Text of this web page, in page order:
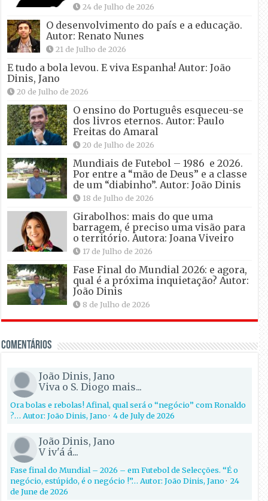
24 de Julho de 2026
O desenvolvimento do país e a educação.
Autor: Renato Nunes
21 de Julho de 2026
E tudo a bola levou. E viva Espanha! Autor: João
Dinis, Jano
20 de Julho de 2026
O ensino do Português esqueceu-se
dos livros eternos. Autor: Paulo
Freitas do Amaral
20 de Julho de 2026
Mundiais de Futebol – 1986 e 2026.
Por entre a “mão de Deus” e a classe
de um “diabinho”. Autor: João Dinis
18 de Julho de 2026
Girabolhos: mais do que uma
barragem, é preciso uma visão para
o território. Autora: Joana Viveiro
17 de Julho de 2026
Fase Final do Mundial 2026: e agora,
qual é a próxima inquietação? Autor:
João Dinis
8 de Julho de 2026
Comentários
João Dinis, Jano
Viva o S. Diogo mais...
Ora bolas e rebolas! Afinal, qual será o “negócio” com Ronaldo
?… Autor: João Dinis, Jano·4 de July de 2026
João Dinis, Jano
V iv'á á...
Fase final do Mundial – 2026 – em Futebol de Selecções. “É o
negócio, estúpido, é o negócio !”… Autor: João Dinis, Jano·24
de June de 2026